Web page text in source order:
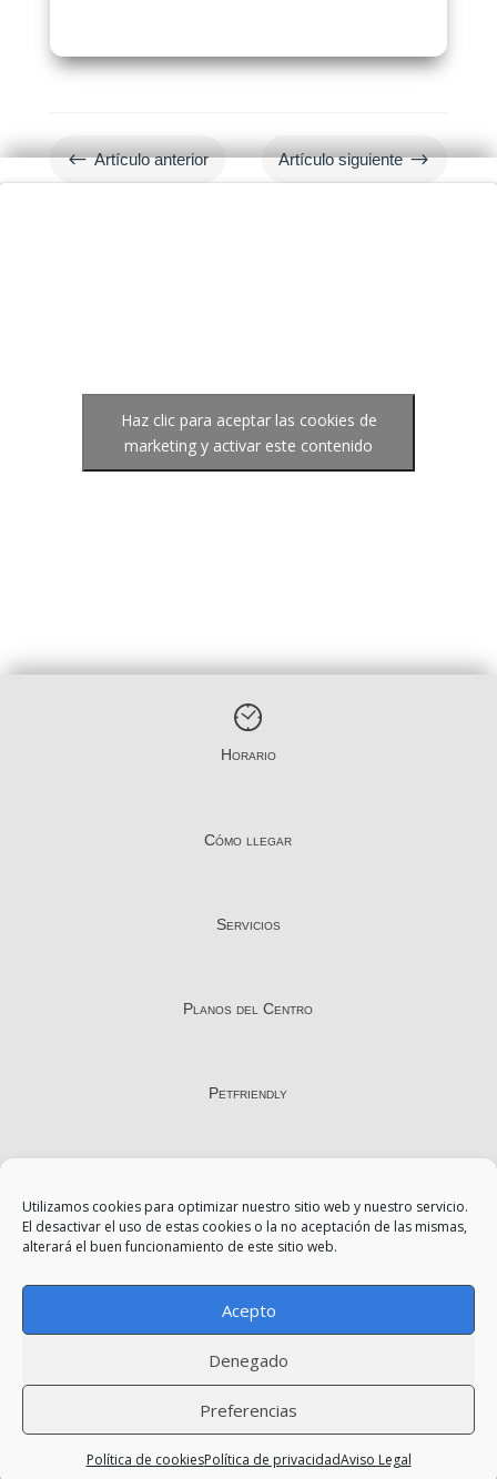
Utilizamos cookies para optimizar nuestro sitio web y nuestro servicio.
El desactivar el uso de estas cookies o la no aceptación de las mismas,
alterará el buen funcionamiento de este sitio web.
Acepto
Denegado
Preferencias
Política de cookiesPolítica de privacidadAviso Legal
# Artículo anterior Artículo siguiente $
Haz clic para aceptar las cookies de
marketing y activar este contenido
Horario
Cómo llegar
Servicios
Planos del Centro
Petfriendly
Política de Privacidad